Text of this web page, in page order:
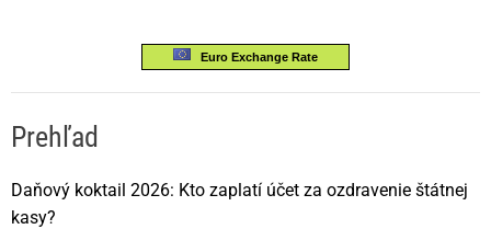
Euro Exchange Rate
Prehľad
Daňový koktail 2026: Kto zaplatí účet za ozdravenie štátnej
kasy?